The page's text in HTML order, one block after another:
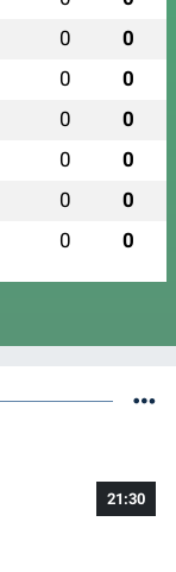
0 0
0 0
0 0
0 0
0 0
0 0
21:30